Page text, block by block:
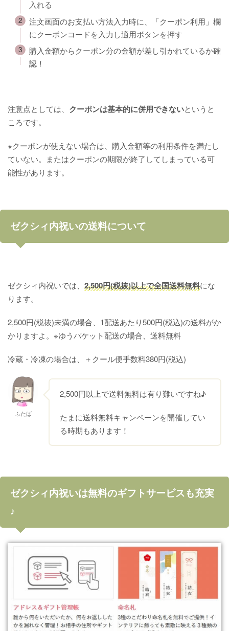
入れる
注文画面のお支払い方法入力時に、「クーポン利用」欄
にクーポンコードを入力し適用ボタンを押す
購入金額からクーポン分の金額が差し引かれているか確
認！
注意点としては、 クーポンは基本的に併用できないというと
ころです。
※クーポンが使えない場合は、購入金額等の利用条件を満たし
ていない。またはクーポンの期限が終了してしまっている可
能性があります。
ゼクシィ内祝いの送料について
ゼクシィ内祝いでは、 2,500円(税抜)以上で全国送料無料にな
ります。
2,500円(税抜)未満の場合、1配送あたり500円(税込)の送料がか
かりますよ。※ゆうパケット配送の場合、送料無料
冷蔵・冷凍の場合は、＋クール便手数料380円(税込)
ふたば
2,500円以上で送料無料は有り難いですね♪
たまに送料無料キャンペーンを開催してい
る時期もあります！
ゼクシィ内祝いは無料のギフトサービスも充実
♪